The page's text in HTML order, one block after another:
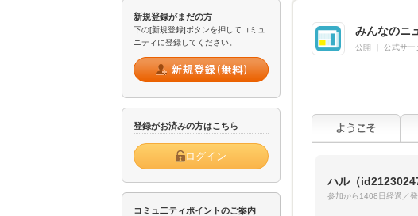
新規登録がまだの方
下の[新規登録]ボタンを押してコミュ
ニティに登録してください。
登録がお済みの方はこちら
ログイン
コミュ二ティポイントのご案内
みんなのニ
公開 公式サー
ハル（
参加から1408日経過／